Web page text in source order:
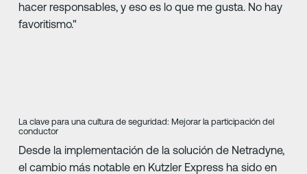
hacer responsables, y eso es lo que me gusta. No hay
favoritismo."
La clave para una cultura de seguridad: Mejorar la participación del
conductor
Desde la implementación de la solución de Netradyne,
el cambio más notable en Kutzler Express ha sido en